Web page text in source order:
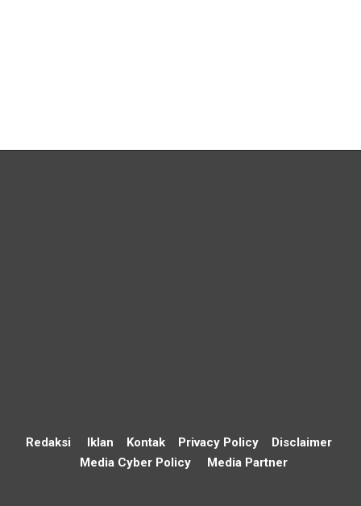
Redaksi Iklan Kontak Privacy Policy
Disclaimer
Media Cyber Policy
Media Partner